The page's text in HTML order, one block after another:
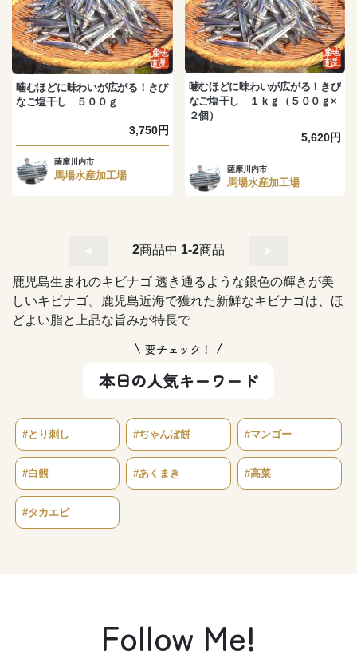
噛むほどに味わいが広がる！きび
なご塩干し ５００ｇ
3,750円
薩摩川内市
馬場水産加工場
噛むほどに味わいが広がる！きび
なご塩干し １ｋｇ（５００ｇ×
２個）
5,620円
薩摩川内市
馬場水産加工場
2商品中 1-2商品
鹿児島生まれのキビナゴ 透き通るような銀色の輝きが美
しいキビナゴ。鹿児島近海で獲れた新鮮なキビナゴは、ほ
どよい脂と上品な旨みが特長で
要チェック！
本日の人気キーワード
#とり刺し #ぢゃんぼ餅 #マンゴー
#白熊 #あくまき #高菜
#タカエビ
Follow Me!